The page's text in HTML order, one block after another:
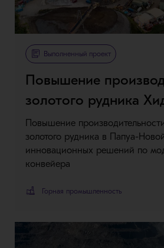
Выполненный проект
Повышение
золотого рудника
Повышение
золотого рудника в Папуа-
инновационных решений по
конвейера
Горная промышленность